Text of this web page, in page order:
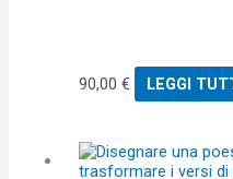
90,00 € LEGGI